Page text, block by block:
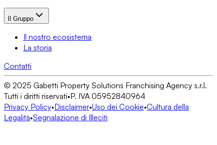
Il Gruppo
Il nostro ecosistema
La storia
Contatti
© 2025 Gabetti Property Solutions Franchising Agency s.r.l.
Tutti i diritti riservati•P. IVA 05952840964
Privacy Policy•Disclaimer•Uso dei Cookie•Cultura della
Legalità•Segnalazione di Illeciti